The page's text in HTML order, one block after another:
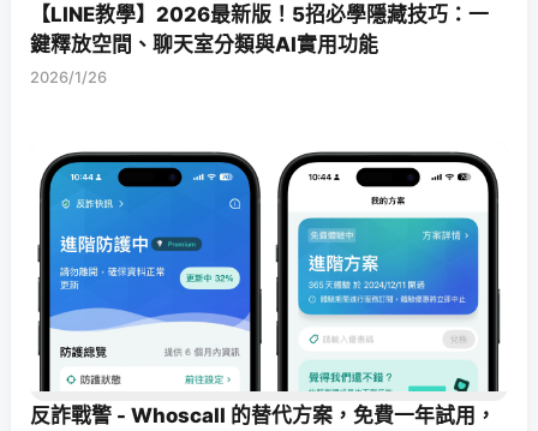
【LINE教學】2026最新版！5招必學隱藏技巧：一
鍵釋放空間、聊天室分類與AI實用功能
2026/1/26
反詐戰警 - Whoscall 的替代方案，免費一年試用，